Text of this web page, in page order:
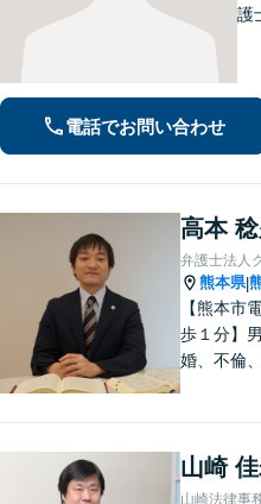
護
電話でお問い合わせ
高本 稔
弁護士法人
熊本県|
【熊本市
歩１分】
婚、不倫
未来が明
サポート
山崎
山崎法律事